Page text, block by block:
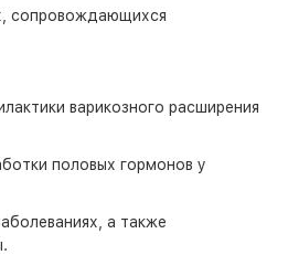
сопровождающихся
варикозного расширения
половых гормонов у
а также